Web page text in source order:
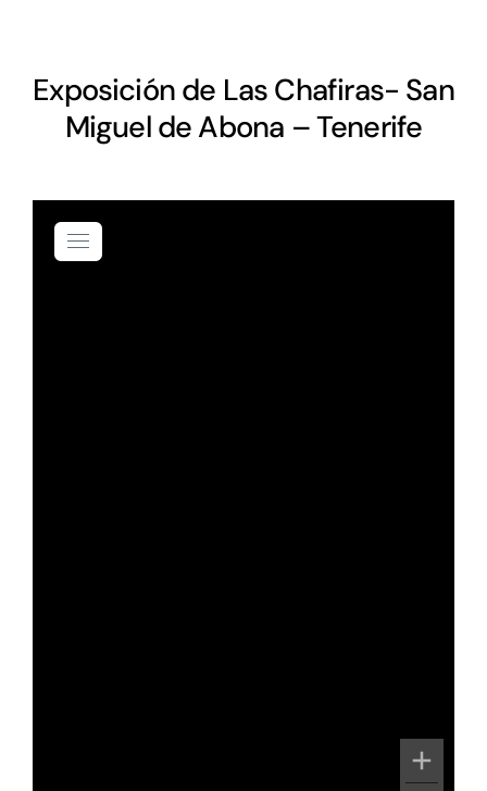
Exposición de Las Chafiras- San
Miguel de Abona – Tenerife